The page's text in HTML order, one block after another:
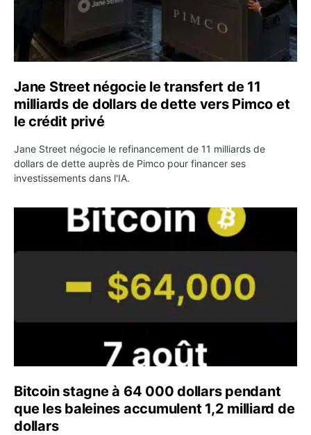
Jane Street négocie le transfert de 11
milliards de dollars de dette vers Pimco et
le crédit privé
Jane Street négocie le refinancement de 11 milliards de
dollars de dette auprès de Pimco pour financer ses
investissements dans l'IA.
Bitcoin stagne à 64 000 dollars pendant que les
Bitcoin stagne à 64 000 dollars pendant
que les baleines accumulent 1,2 milliard de
dollars